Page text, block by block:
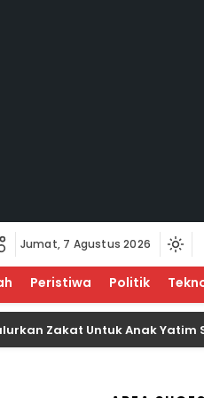
Jumat, 7 Agustus 2026
Peristiwa Politik
Untuk Anak Yatim